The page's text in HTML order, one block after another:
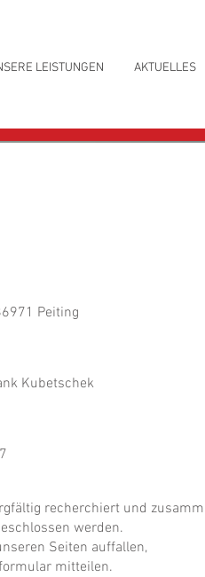
LEISTUNGEN AKTUELLES
Peiting
Kubetschek
recherchiert und
werden.
Seiten auffallen,
mitteilen.